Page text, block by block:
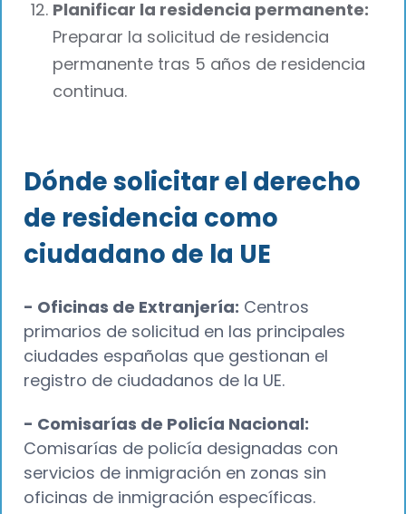
Planificar la residencia permanente:
Preparar la solicitud de residencia
permanente tras 5 años de residencia
continua.
Dónde solicitar el derecho
de residencia como
ciudadano de la UE
- Oficinas de Extranjería: Centros
primarios de solicitud en las principales
ciudades españolas que gestionan el
registro de ciudadanos de la UE.
- Comisarías de Policía Nacional:
Comisarías de policía designadas con
servicios de inmigración en zonas sin
oficinas de inmigración específicas.